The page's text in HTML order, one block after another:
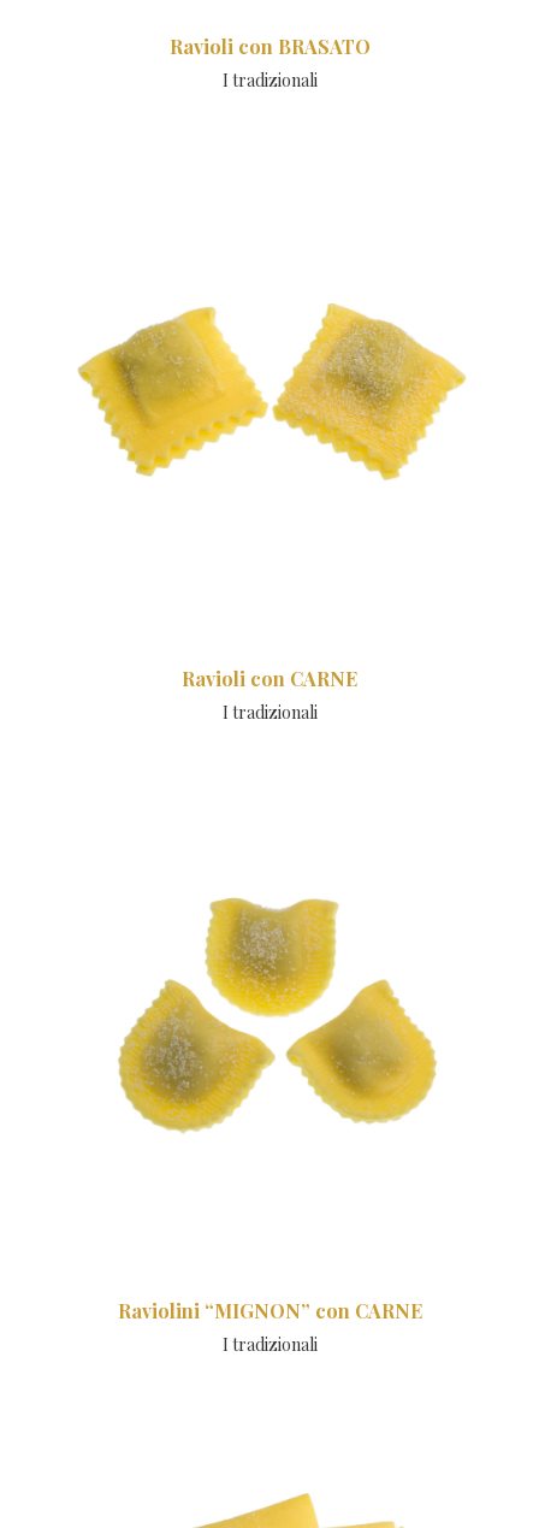
Ravioli con BRASATO
I tradizionali
Ravioli con CARNE
I tradizionali
Raviolini “MIGNON” con CARNE
I tradizionali